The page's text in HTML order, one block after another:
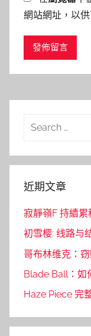
網站網址，以
Search
近期文章
寂靜嶺F 持續
初雪樱: 线路与
哥布林维克：
Blade Ball：如
Haze Piece 完